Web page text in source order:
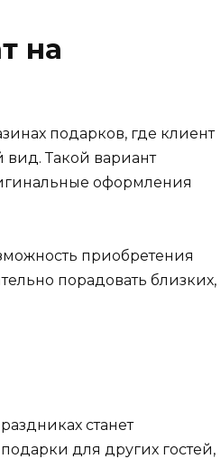
на
подарков, где клиент
Такой вариант
оформления
приобретения
порадовать близких,
станет
для других гостей,